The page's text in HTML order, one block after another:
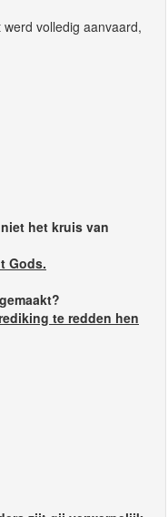
volledig aanvaard,
het kruis van
Gods.
te redden hen